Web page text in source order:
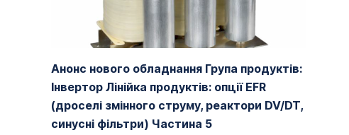
Анонс нового обладнання Група продуктів:
Інвертор Лінійка продуктів: опції EFR
(дроселі змінного струму, реактори DV/DT,
синусні фільтри) Частина 5